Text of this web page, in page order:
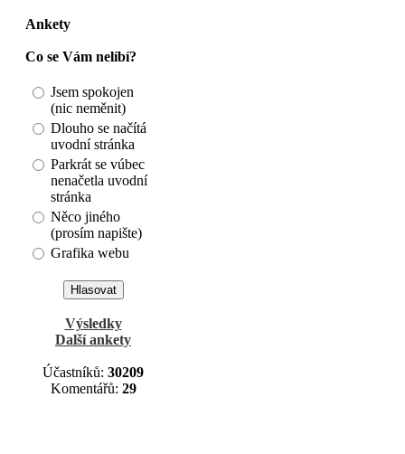
Ankety
Co se Vám nelíbí?
Jsem spokojen
(nic neměnit)
Dlouho se načítá
uvodní stránka
Parkrát se vúbec
nenačetla uvodní
stránka
Něco jiného
(prosím napište)
Grafika webu
Výsledky
Další ankety
Účastníků: 30209
Komentářů: 29